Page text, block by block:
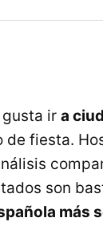
ir a
de fiesta.
son
más